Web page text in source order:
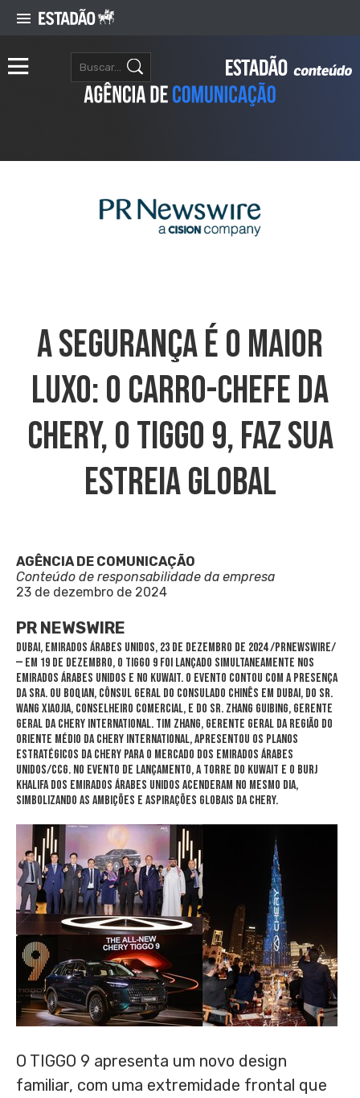
A Segurança É O Maior
Luxo: O Carro-Chefe Da
Chery, O TIGGO 9, Faz Sua
Estreia Global
AGÊNCIA DE COMUNICAÇÃO
Conteúdo de responsabilidade da empresa
23 de dezembro de 2024
PR NEWSWIRE
DUBAI, Emirados Árabes Unidos, 23 de dezembro de 2024/PRNewswire/
— Em 19 de dezembro, o TIGGO 9 foi lançado simultaneamente nos
Emirados Árabes Unidos e no Kuwait. O evento contou com a presença
da Sra. Ou Boqian, Cônsul Geral do Consulado Chinês em Dubai, do Sr.
Wang Xiaojia, Conselheiro Comercial, e do Sr. Zhang Guibing, Gerente
Geral da Chery International. Tim Zhang, Gerente Geral da região do
Oriente Médio da Chery International, apresentou os planos
estratégicos da Chery para o mercado dos Emirados Árabes
Unidos/CCG. No evento de lançamento, a Torre do Kuwait e o Burj
Khalifa dos Emirados Árabes Unidos acenderam no mesmo dia,
simbolizando as ambições e aspirações globais da Chery.
O TIGGO 9 apresenta um novo design
familiar, com uma extremidade frontal que